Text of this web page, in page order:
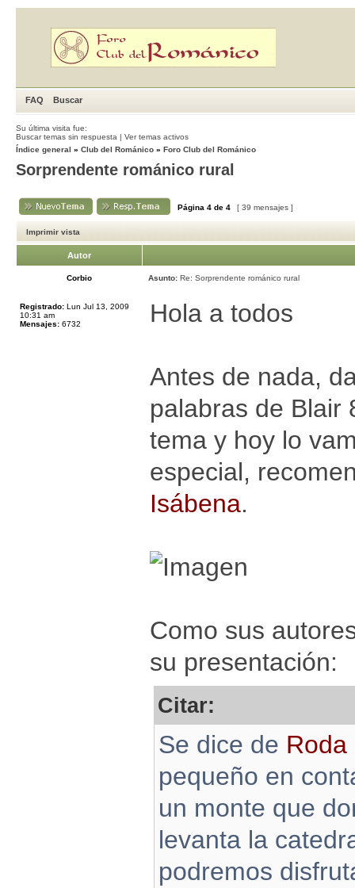
FAQ Buscar
Su última visita fue:
Buscar temas sin respuesta | Ver temas activos
Índice general » Club del Románico » Foro Club del Románico
Sorprendente románico rural
Página 4 de 4 [ 39 mensajes ]
Imprimir vista
Autor
Corbio Asunto: Re: Sorprendente románico rural
Registrado: Lun Jul 13, 2009
10:31 am
Mensajes: 6732 Hola a todos
Antes de nada,
palabras de Blair
tema y hoy lo
especial,
Isábena.
Como sus
su presentación:
Citar:
Se dice de
pequeño en
un monte que
levanta la
podremos